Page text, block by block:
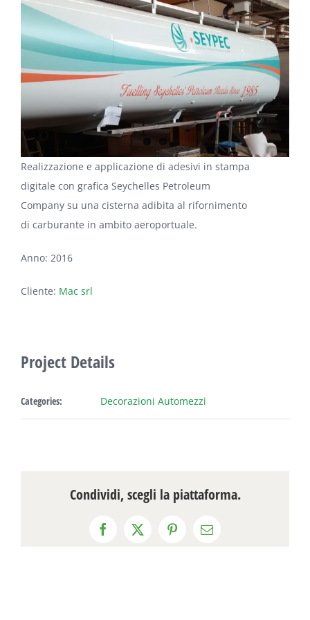
Image
Realizzazione e applicazione di adesivi in stampa
digitale con grafica Seychelles Petroleum
Company su una cisterna adibita al rifornimento
di carburante in ambito aeroportuale.
Anno: 2016
Cliente: Mac srl
Project Details
Categories: Decorazioni Automezzi
Condividi, scegli la piattaforma.
Facebook
X PinterestEmail